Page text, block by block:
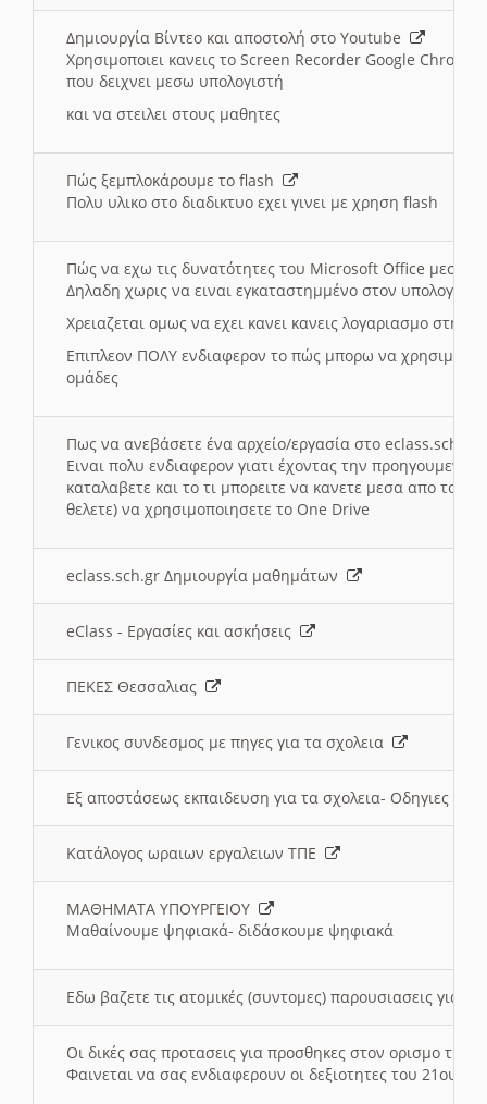
Δημιουργία Βίντεο και αποστολή στο Youtube
Χρησιμοποιει κανεις το Screen Recorder Google Chrome
που δειχνει μεσω υπολογιστή
και να στειλει στους μαθητες
Πώς ξεμπλοκάρουμε το flash
Πολυ υλικο στο διαδικτυο εχει γινει με χρηση flash
Πώς να εχω τις δυνατότητες του Microsoft Office μεσω
Δηλαδη χωρις να ειναι εγκαταστημμένο στον
Χρειαζεται ομως να εχει κανει κανεις λογαριασμο στη
Επιπλεον ΠΟΛΥ ενδιαφερον το πώς μπορω να
ομάδες
Πως να ανεβάσετε ένα αρχείο/εργασία στο eclass.sch.gr
Ειναι πολυ ενδιαφερον γιατι έχοντας την
καταλαβετε και το τι μπορειτε να κανετε μεσα απο το
θελετε) να χρησιμοποιησετε το One Drive
eclass.sch.gr Δημιουργία μαθημάτων
eClass - Εργασίες και ασκήσεις
ΠΕΚΕΣ Θεσσαλιας
Γενικος συνδεσμος με πηγες για τα σχολεια
Εξ αποστάσεως εκπαιδευση για τα σχολεια- Οδηγιες
Κατάλογος ωραιων εργαλειων ΤΠΕ
ΜΑΘΗΜΑΤΑ ΥΠΟΥΡΓΕΙΟΥ
Μαθαίνουμε ψηφιακά- διδάσκουμε ψηφιακά
Εδω βαζετε τις ατομικές (συντομες) παρουσιασεις για
Οι δικές σας προτασεις για προσθηκες στον ορισμο
Φαινεται να σας ενδιαφερουν οι δεξιοτητες του 21ου